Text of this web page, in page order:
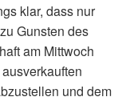
klar, dass nur
Gunsten des
am Mittwoch
und dem